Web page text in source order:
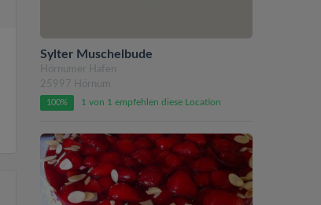
Sylter Muschelbude
Hörnumer Hafen
25997 Hörnum
100% 1 von 1 empfehlen diese Location